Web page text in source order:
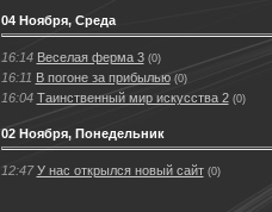
04 Ноября, Среда
16:14 Веселая ферма 3 (0)
16:11 В погоне за прибылью (0)
16:04 Таинственный мир искусства 2 (0)
02 Ноября, Понедельник
12:47 У нас открылся новый сайт (0)